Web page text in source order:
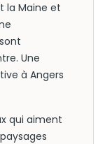
la Maine et
Une
à Angers
qui aiment